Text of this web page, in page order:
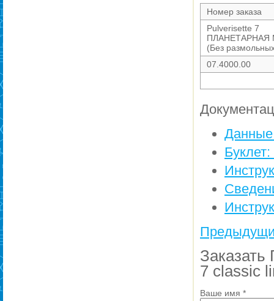
Номер заказа
Pulverisette 7
ПЛАНЕТАРНАЯ
(Без
07.4000.00
Данные
7 classic
Ваше имя *